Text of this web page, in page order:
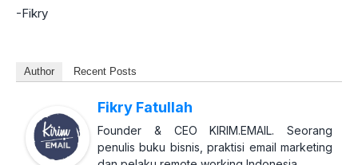
-Fikry
Author Recent Posts
Fikry Fatullah
Founder & CEO KIRIM.EMAIL. Seorang
penulis buku bisnis, praktisi email marketing